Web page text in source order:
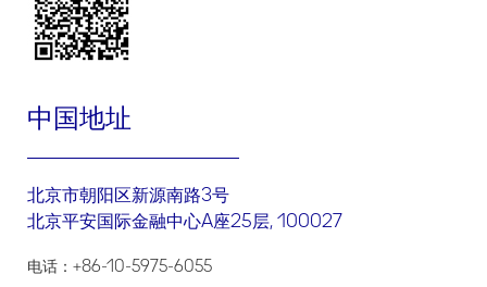
中国地址
北京市朝阳区新源南路3号
北京平安国际金融中心A座25层, 100027
电话：+86-10-5975-6055